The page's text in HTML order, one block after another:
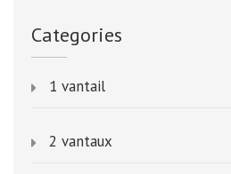
Categories
1 vantail
2 vantaux